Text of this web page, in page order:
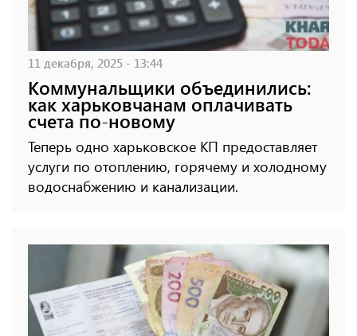
11 декабря, 2025 - 13:44
Коммунальщики объединились:
как харьковчанам оплачивать
счета по-новому
Теперь одно харьковское КП предоставляет
услуги по отоплению, горячему и холодному
водоснабжению и канализации.